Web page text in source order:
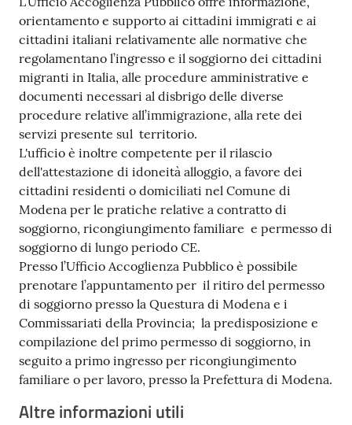
orientamento e supporto ai cittadini immigrati e ai
cittadini italiani relativamente alle normative che
regolamentano l’ingresso e il soggiorno dei cittadini
migranti in Italia, alle procedure amministrative e
documenti necessari al disbrigo delle diverse
procedure relative all’immigrazione, alla rete dei
servizi presente sul territorio.
L'ufficio è inoltre competente per il rilascio
dell'attestazione di idoneità alloggio, a favore dei
cittadini residenti o domiciliati nel Comune di
Modena per le pratiche relative a contratto di
soggiorno, ricongiungimento familiare e permesso di
soggiorno di lungo periodo CE.
Presso l’Ufficio Accoglienza Pubblico è possibile
prenotare l’appuntamento per il ritiro del permesso
di soggiorno presso la Questura di Modena e i
Commissariati della Provincia; la predisposizione e
compilazione del primo permesso di soggiorno, in
seguito a primo ingresso per ricongiungimento
familiare o per lavoro, presso la Prefettura di Modena.
Altre informazioni utili